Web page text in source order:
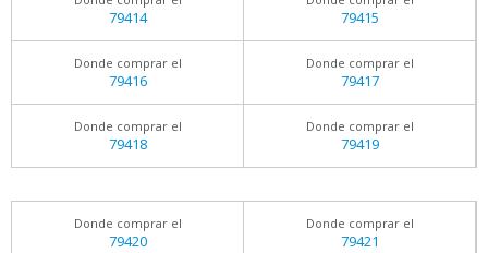
79414 79415
Donde comprar el
79416
Donde comprar el
79417
Donde comprar el
79418
Donde comprar el
79419
Donde comprar el
79420
Donde comprar el
79421